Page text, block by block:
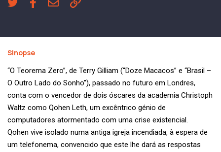
Sinopse
“O Teorema Zero”, de Terry Gilliam (“Doze Macacos” e “Brasil –
O Outro Lado do Sonho”), passado no futuro em Londres,
conta com o vencedor de dois óscares da academia Christoph
Waltz como Qohen Leth, um excêntrico génio de
computadores atormentado com uma crise existencial.
Qohen vive isolado numa antiga igreja incendiada, à espera de
um telefonema, convencido que este lhe dará as respostas